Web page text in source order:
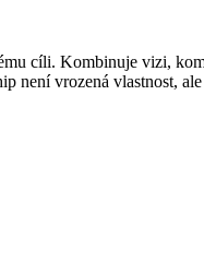
cíli. Kombinuje vizi,
není vrozená vlastnost,